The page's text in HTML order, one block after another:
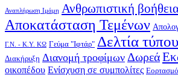
Αναπλήρωση Ιμάμη Ανθρωπιστική
Αποκατάσταση Τεμένων
Γ.Ν. - Κ.Υ. ΚΩ Γεύμα "Ιφτάρ" Δελτία τύπου
Διακήρυξη Διανομή τροφίμων Δωρεά
οικοπέδου Ενίσχυση σε συμπολίτες